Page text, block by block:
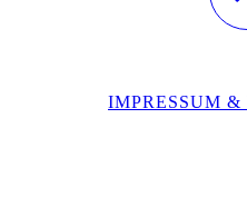
IMPRESSUM